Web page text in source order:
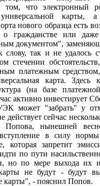
что электронный
карты, а
нового образца есть
о гражданстве или
документом",
так и не удалось
стечении
платежным
карта.
(на базе
активно инвестирует
может "забрать" у
сейчас
нынешней
в силу
которая запретит
по пути
но по мере выхода их
не будут - будут
карты", - пояснил Попов.